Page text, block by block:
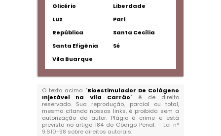
Glicério
Liberdade
Luz
Pari
República
Santa Cecília
Santa Efigênia
Sé
Vila Buarque
O texto acima "Bioestimulador De Colágeno
Injetável na Vila Carrão" é de direito
reservado. Sua reprodução, parcial ou total,
mesmo citando nossos links, é proibida sem a
autorização do autor. Plágio é crime e está
previsto no artigo 184 do Código Penal. – Lei n°
9.610-98 sobre direitos autorais.